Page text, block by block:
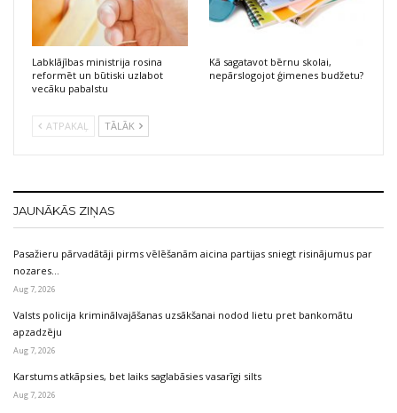
Labklājības ministrija rosina
reformēt un būtiski uzlabot
vecāku pabalstu
Kā sagatavot bērnu skolai,
nepārslogojot ģimenes budžetu?
ATPAKAĻ TĀLĀK
JAUNĀKĀS ZIŅAS
Pasažieru pārvadātāji pirms vēlēšanām aicina partijas sniegt risinājumus par
nozares…
Aug 7, 2026
Valsts policija kriminālvajāšanas uzsākšanai nodod lietu pret bankomātu
apzadzēju
Aug 7, 2026
Karstums atkāpsies, bet laiks saglabāsies vasarīgi silts
Aug 7, 2026